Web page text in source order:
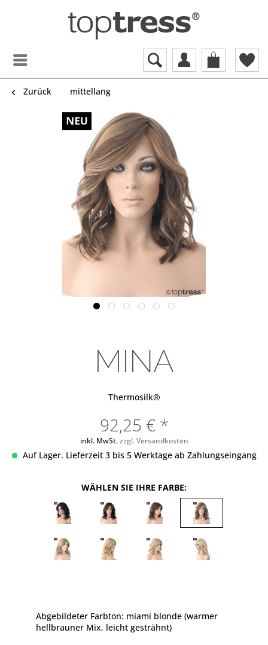
Zurück mittellang
MINA
Thermosilk®
92,25 € *
inkl. MwSt.zzgl. Versandkosten
Auf Lager. Lieferzeit 3 bis 5 Werktage ab Zahlungseingang
WÄHLEN SIE IHRE FARBE:
Abgebildeter Farbton: miami blonde (warmer
hellbrauner Mix, leicht gesträhnt)